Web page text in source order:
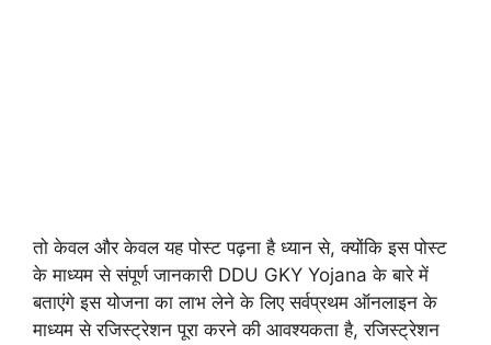
तो केवल और केवल यह पोस्ट पढ़ना है ध्यान से, क्योंकि इस पोस्ट
के माध्यम से संपूर्ण जानकारी DDU GKY Yojana के बारे में
बताएंगे इस योजना का लाभ लेने के लिए सर्वप्रथम ऑनलाइन के
माध्यम से रजिस्ट्रेशन पूरा करने की आवश्यकता है, रजिस्ट्रेशन